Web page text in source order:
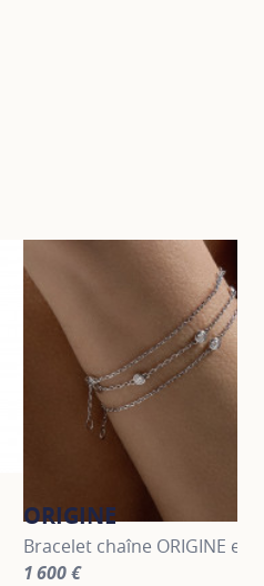
ORIGINE
Bracelet chaîne ORIGINE
1 600 €